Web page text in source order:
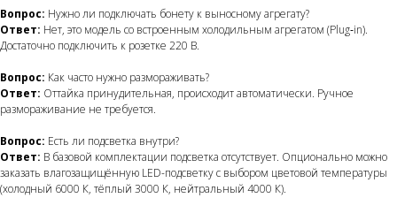
Вопрос: Нужно ли подключать бонету к выносному агрегату?
Ответ: Нет, это модель со встроенным холодильным агрегатом (Plug‑in).
Достаточно подключить к розетке 220 В.
Вопрос: Как часто нужно размораживать?
Ответ: Оттайка принудительная, происходит автоматически. Ручное
размораживание не требуется.
Вопрос: Есть ли подсветка внутри?
Ответ: В базовой комплектации подсветка отсутствует. Опционально можно
заказать влагозащищённую LED-подсветку с выбором цветовой температуры
(холодный 6000 К, тёплый 3000 К, нейтральный 4000 К).